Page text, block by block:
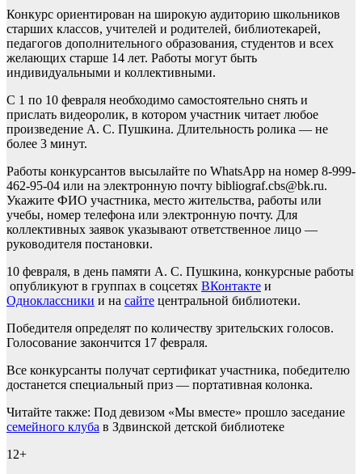
Конкурс ориентирован на широкую аудиторию школьников
старших классов, учителей и родителей, библиотекарей,
педагогов дополнительного образования, студентов и всех
желающих старше 14 лет. Работы могут быть
индивидуальными и коллективными.
С 1 по 10 февраля необходимо самостоятельно снять и
прислать видеоролик, в котором участник читает любое
произведение А. С. Пушкина. Длительность ролика — не
более 3 минут.
Работы конкурсантов высылайте по WhatsApp на номер 8-999-
462-95-04 или на электронную почту bibliograf.cbs@bk.ru.
Укажите ФИО участника, место жительства, работы или
учебы, номер телефона или электронную почту. Для
коллективных заявок указывают ответственное лицо —
руководителя постановки.
10 февраля, в день памяти А. С. Пушкина, конкурсные работы
опубликуют в группах в соцсетях ВКонтакте и
Одноклассники и на сайте центральной библиотеки.
Победителя определят по количеству зрительских голосов.
Голосование закончится 17 февраля.
Все конкурсанты получат сертификат участника, победителю
достанется специальный приз — портативная колонка.
Читайте также: Под девизом «Мы вместе» прошло заседание
семейного клуба в Здвинской детской библиотеке
12+